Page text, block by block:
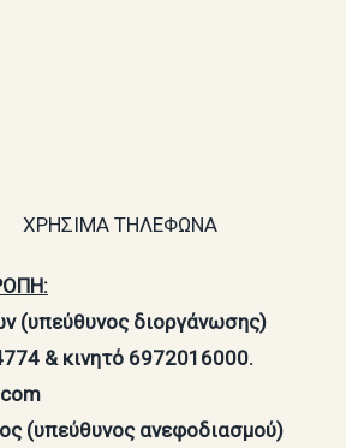
ΤΗΛΕΦΩΝΑ
(υπεύθυνος διοργάνωσης)
& κινητό 6972016000.
(υπεύθυνος ανεφοδιασμού)